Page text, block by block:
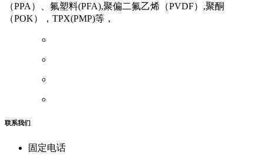
（PPA）、氟塑料(PFA),聚偏二氟乙烯（PVDF）,聚酮
（POK），TPX(PMP)等，
联系我们
固定电话